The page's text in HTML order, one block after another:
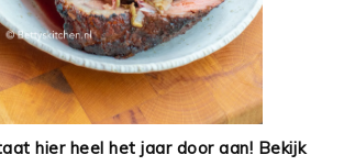
hier heel het jaar door aan! Bekijk